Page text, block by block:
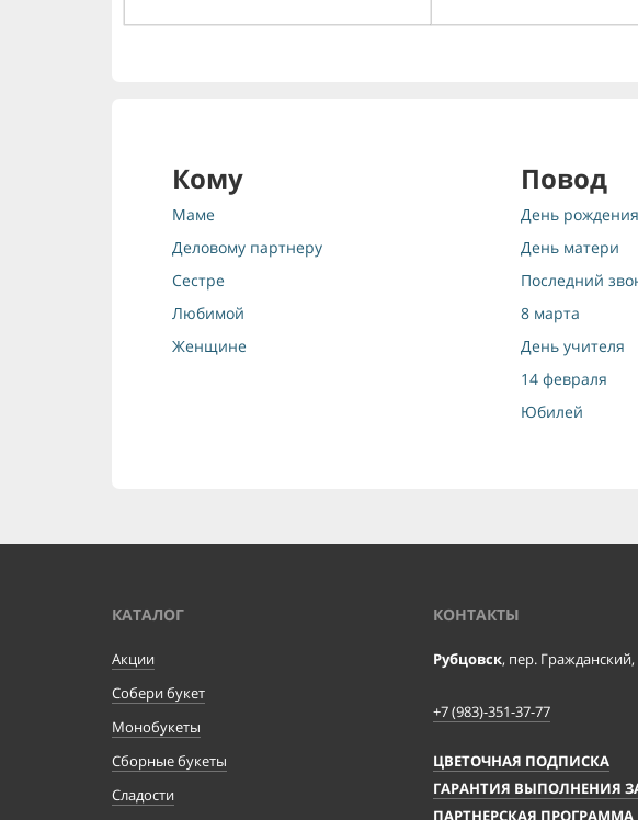
Кому
Маме
Деловому партнеру
Сестре
Любимой
Женщине
Повод
День рождения
День матери
Последний
8 марта
День учителя
14 февраля
Юбилей
КАТАЛОГ
Акции
Собери букет
Монобукеты
Сборные букеты
Сладости
КОНТАКТЫ
Рубцовск, пер. Гражданский,
+7 (983)-351-37-77
ЦВЕТОЧНАЯ ПОДПИСКА
ГАРАНТИЯ ВЫПОЛНЕНИЯ
ПАРТНЕРСКАЯ ПРОГРАММА